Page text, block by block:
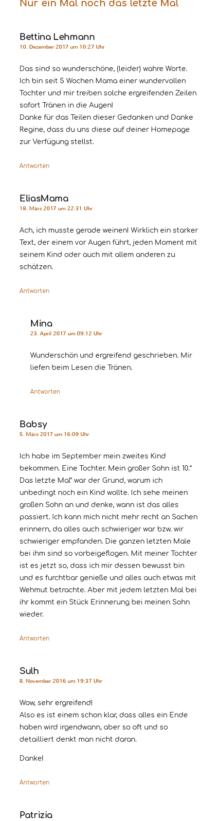
Nur ein Mal noch das letzte Mal
Bettina Lehmann
10. Dezember 2017 um 10:27 Uhr
Das sind so wunderschöne, (leider) wahre Worte.
Ich bin seit 5 Wochen Mama einer wundervollen
Tochter und mir treiben solche ergreifenden Zeilen
sofort Tränen in die Augen!
Danke für das Teilen dieser Gedanken und Danke
Regine, dass du uns diese auf deiner Homepage
zur Verfügung stellst.
Antworten
EliasMama
18. März 2017 um 22:31 Uhr
Ach, ich musste gerade weinen! Wirklich ein starker
Text, der einem vor Augen führt, jeden Moment mit
seinem Kind oder auch mit allem anderen zu
schätzen.
Antworten
Mina
23. April 2017 um 09:12 Uhr
Wunderschön und ergreifend geschrieben. Mir
liefen beim Lesen die Tränen.
Antworten
Babsy
5. März 2017 um 16:09 Uhr
Ich habe im September mein zweites Kind
bekommen. Eine Tochter. Mein großer Sohn ist 10.“
Das letzte Mal“ war der Grund, warum ich
unbedingt noch ein Kind wollte. Ich sehe meinen
großen Sohn an und denke, wann ist das alles
passiert. Ich kann mich nicht mehr recht an Sachen
erinnern, da alles auch schwieriger war bzw. wir
schwieriger empfanden. Die ganzen letzten Male
bei ihm sind so vorbeigeflogen. Mit meiner Tochter
ist es jetzt so, dass ich mir dessen bewusst bin
und es furchtbar genieße und alles auch etwas mit
Wehmut betrachte. Aber mit jedem letzten Mal bei
ihr kommt ein Stück Erinnerung bei meinen Sohn
wieder.
Antworten
Sulh
8. November 2016 um 19:37 Uhr
Wow, sehr ergreifend!
Also es ist einem schon klar, dass alles ein Ende
haben wird irgendwann, aber so oft und so
detailliert denkt man nicht daran.
Danke!
Antworten
Patrizia